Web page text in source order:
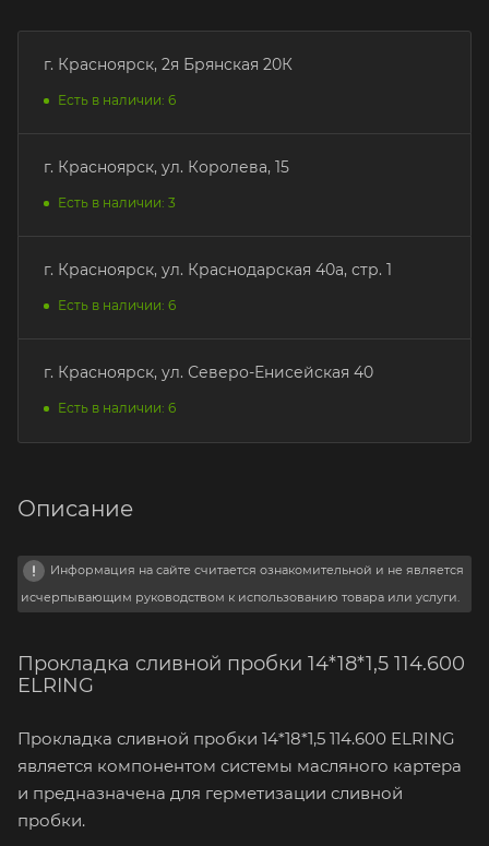
г. Красноярск, 2я Брянская 20К
Есть в наличии: 6
г. Красноярск, ул. Королева, 15
Есть в наличии: 3
г. Красноярск, ул. Краснодарская 40а, стр. 1
Есть в наличии: 6
г. Красноярск, ул. Северо-Енисейская 40
Есть в наличии: 6
Описание
Информация на сайте считается ознакомительной и не является
исчерпывающим руководством к использованию товара или услуги.
Прокладка сливной пробки 14*18*1,5 114.600
ELRING
Прокладка сливной пробки 14*18*1,5 114.600 ELRING
является компонентом системы масляного картера
и предназначена для герметизации сливной
пробки.